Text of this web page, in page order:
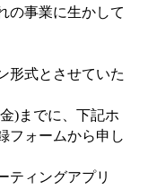
の事業に生かして
形式とさせていた
)までに、下記ホ
フォームから申し
ティングアプリ